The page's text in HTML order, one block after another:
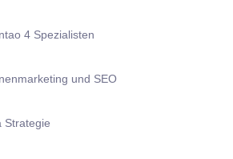
4 Spezialisten
und SEO
Strategie